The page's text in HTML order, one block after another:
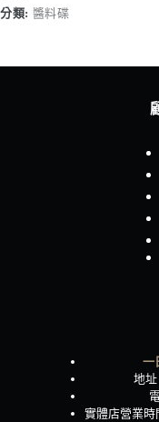
分類: 醬料碟
一
地
實體店營業時